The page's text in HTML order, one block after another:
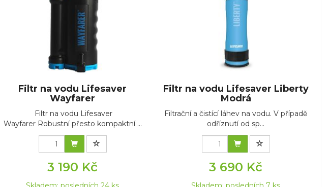
Filtr na vodu Lifesaver
Wayfarer
Filtr na vodu Lifesaver
Wayfarer Robustní přesto kompaktní ...
3 190 Kč
Filtr na vodu Lifesaver Liberty
Modrá
Filtrační a čistící láhev na vodu. V případě
odříznutí od sp...
3 690 Kč